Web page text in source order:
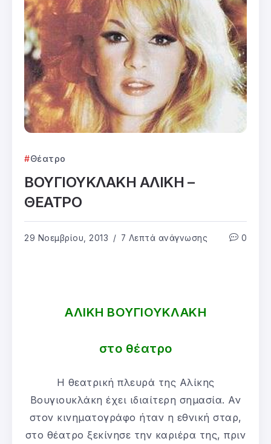
Θέατρο
ΒΟΥΓΙΟΥΚΛΑΚΗ ΑΛΙΚΗ –
ΘΕΑΤΡΟ
29 Νοεμβρίου, 2013 7 Λεπτά ανάγνωσης 0
ΑΛΙΚΗ ΒΟΥΓΙΟΥΚΛΑΚΗ
στο θέατρο
Η θεατρική πλευρά της Αλίκης
Βουγιουκλάκη έχει ιδιαίτερη σημασία. Αν
στον κινηματογράφο ήταν η εθνική σταρ,
στο θέατρο ξεκίνησε την καριέρα της, πριν